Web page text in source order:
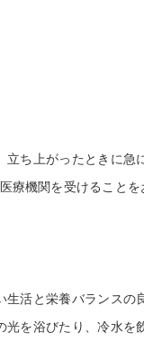
ち上がったときに急
療機関を受けること
活と栄養バランスの
を浴びたり、冷水